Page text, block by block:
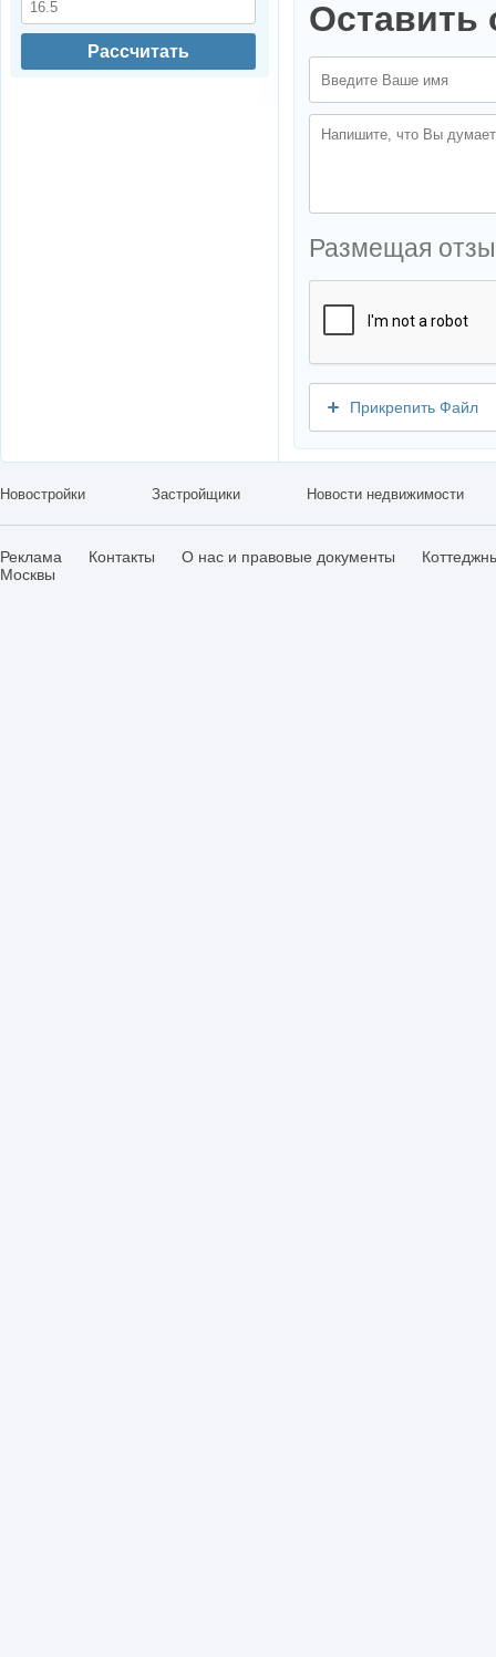
Оставить
Размещая
Прикрепить Файл
Рассчитать
Новостройки Застройщики Новости недвижимости
Реклама Контакты О нас и правовые документы
Москвы